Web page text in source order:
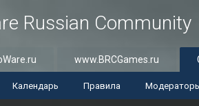
Russian Community
www.BRCGames.ru
Календарь Правила